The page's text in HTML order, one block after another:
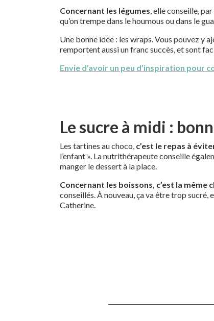
Concernant les légumes, elle conseille,
qu’on trempe dans le houmous ou dans le
Une bonne idée : les wraps. Vous pouvez y
remportent aussi un franc succès, et sont
Envie d’avoir un peu d’inspiration pour
Le sucre à midi :
Les tartines au choco, c’est le repas à
l’enfant ». La nutrithérapeute conseille
manger le dessert à la place.
Concernant les boissons, c’est la même
conseillés. À nouveau, ça va être trop sucré,
Catherine.